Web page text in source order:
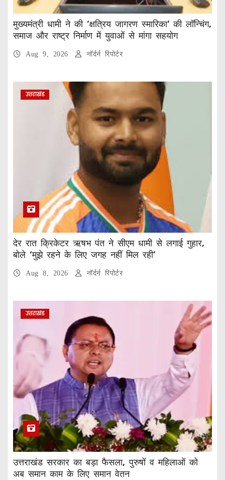
मुख्यमंत्री धामी ने की ‘क्षत्रिय जागरण स्मारिका’ की लॉन्चिंग,
समाज और राष्ट्र निर्माण में युवाओं से मांगा सहयोग
Aug 9, 2026 नॉर्दर्न रिपोर्टर
उत्तराखंड
देर रात क्रिकेटर ऋषभ पंत ने सीएम धामी से लगाई गुहार,
बोले ‘मुझे रहने के लिए जगह नहीं मिल रही’
Aug 8, 2026 नॉर्दर्न रिपोर्टर
उत्तराखंड
उत्तराखंड सरकार का बड़ा फैसला, पुरुषों व महिलाओं को
अब समान काम के लिए समान वेतन